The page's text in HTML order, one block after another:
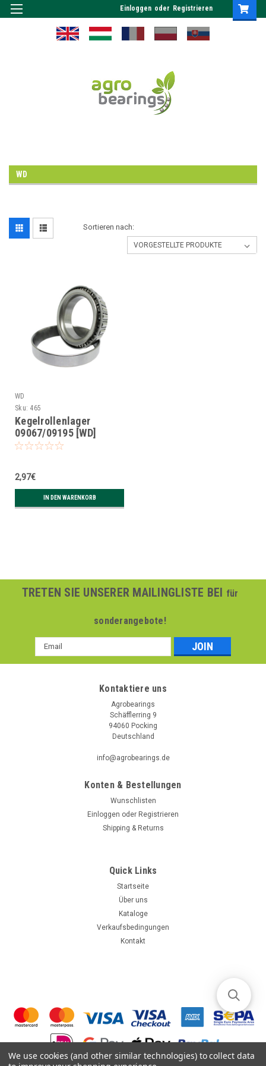
Einloggen oder Registrieren
WD
Sortieren nach:
WD
Sku: 465
Kegelrollenlager
09067/09195 [WD]
2,97€
IN DEN WARENKORB
TRETEN SIE UNSERER MAILINGLISTE BEI für
sonderangebote!
Email
Addresse
Kontaktiere uns
Agrobearings
Schäfflerring 9
94060 Pocking
Deutschland
info@agrobearings.de
Konten & Bestellungen
Wunschlisten
Einloggen oder Registrieren
Shipping & Returns
Quick Links
Startseite
Über uns
Kataloge
Verkaufsbedingungen
Kontakt
We use cookies (and other similar technologies) to collect data